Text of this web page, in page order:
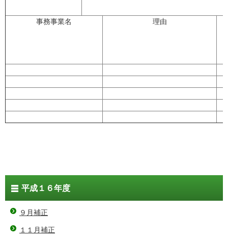
事務事業名 理由
平成１６年度
９月補正
１１月補正